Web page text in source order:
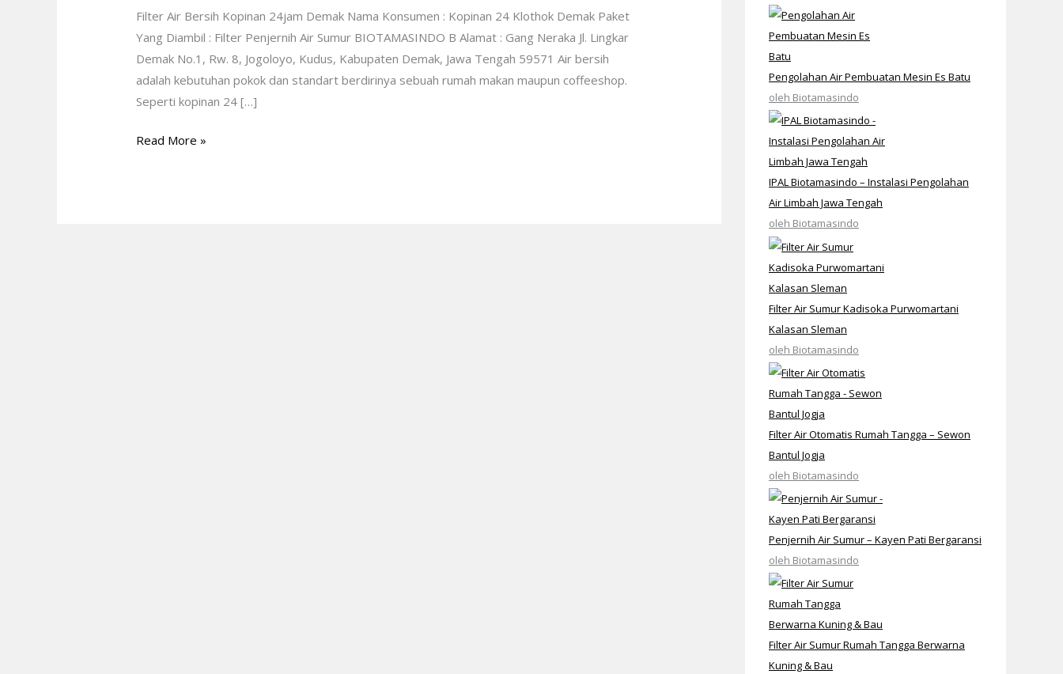
Filter Air Bersih Kopinan 24jam Demak Nama Konsumen : Kopinan 24 Klothok Demak Paket
Yang Diambil : Filter Penjernih Air Sumur BIOTAMASINDO B Alamat : Gang Neraka Jl. Lingkar
Demak No.1, Rw. 8, Jogoloyo, Kudus, Kabupaten Demak, Jawa Tengah 59571 Air bersih
adalah kebutuhan pokok dan standart berdirinya sebuah rumah makan maupun coffeeshop.
Seperti kopinan 24 […]
Read More »
Pengolahan Air Pembuatan Mesin Es Batu
oleh Biotamasindo
IPAL Biotamasindo – Instalasi Pengolahan
Air Limbah Jawa Tengah
oleh Biotamasindo
Filter Air Sumur Kadisoka Purwomartani
Kalasan Sleman
oleh Biotamasindo
Filter Air Otomatis Rumah Tangga – Sewon
Bantul Jogja
oleh Biotamasindo
Penjernih Air Sumur – Kayen Pati Bergaransi
oleh Biotamasindo
Filter Air Sumur Rumah Tangga Berwarna
Kuning & Bau